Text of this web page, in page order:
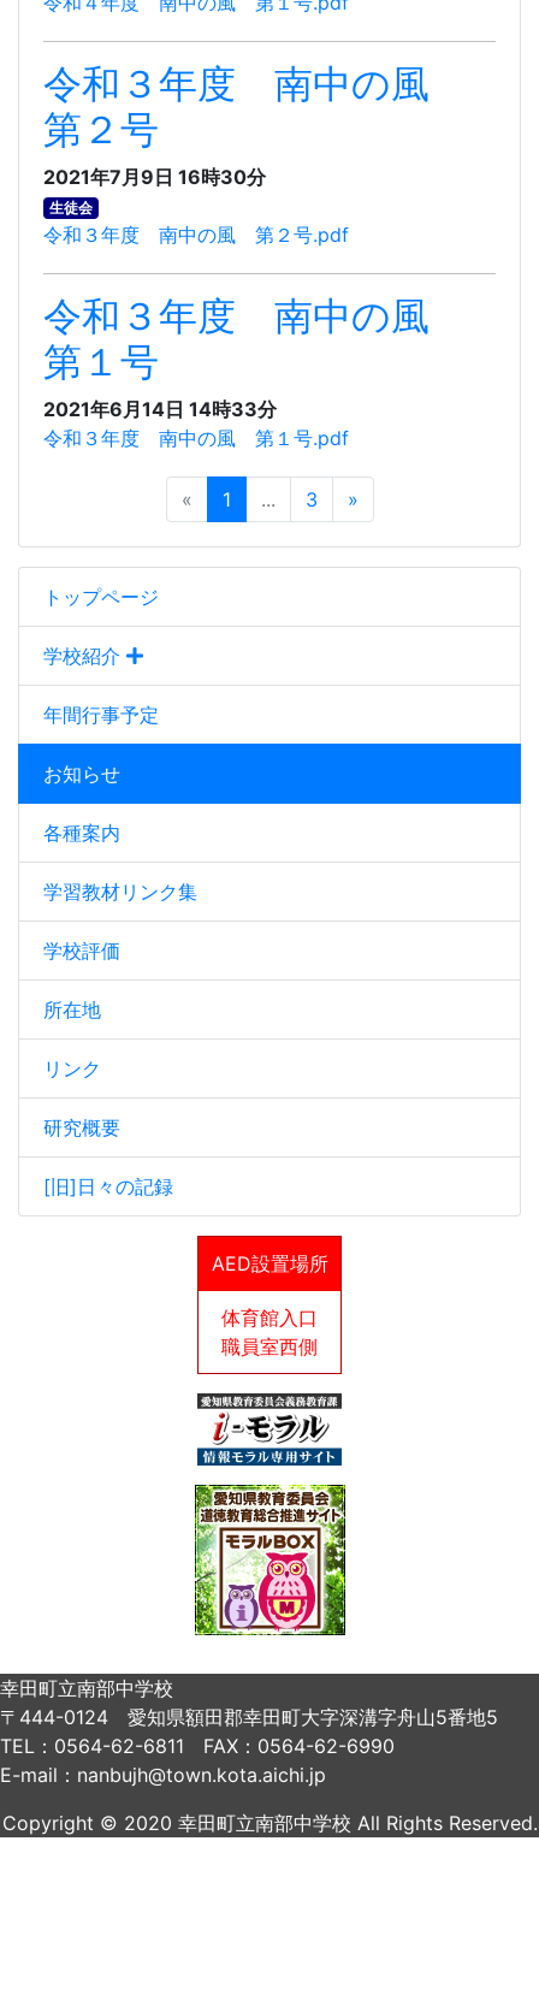
トップページ
学校紹介
年間行事予定
お知らせ
各種案内
学習教材リンク集
学校評価
所在地
リンク
研究概要
[旧]日々の記録
AED設置場所
体育館入口
職員室西側
令和３年度 南中の風
第２号
2021年7月9日 16時30分
生徒会
令和３年度 南中の風 第２号.pdf
令和３年度 南中の風
第１号
2021年6月14日 14時33分
令和３年度 南中の風 第１号.pdf
« 1 ... 3 »
幸田町立南部中学校
〒444-0124 愛知県額田郡幸田町大字深溝字舟山5番地5
TEL：0564-62-6811 FAX：0564-62-6990
E-mail：nanbujh@town.kota.aichi.jp
Copyright © 2020 幸田町立南部中学校 All Rights Reserved.